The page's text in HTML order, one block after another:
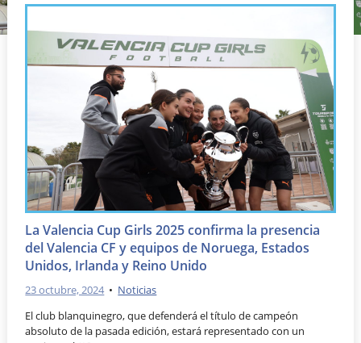
La Valencia Cup Girls 2025 confirma la presencia
del Valencia CF y equipos de Noruega, Estados
Unidos, Irlanda y Reino Unido
23 octubre, 2024 • Noticias
El club blanquinegro, que defenderá el título de campeón
absoluto de la pasada edición, estará representado con un